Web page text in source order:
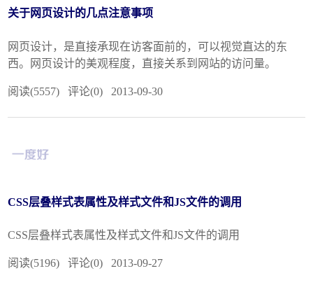
关于网页设计的几点注意事项
网页设计，是直接承现在访客面前的，可以视觉直达的东
西。网页设计的美观程度，直接关系到网站的访问量。
阅读(5557) 评论(0) 2013-09-30
CSS层叠样式表属性及样式文件和JS文件的调用
CSS层叠样式表属性及样式文件和JS文件的调用
阅读(5196) 评论(0) 2013-09-27